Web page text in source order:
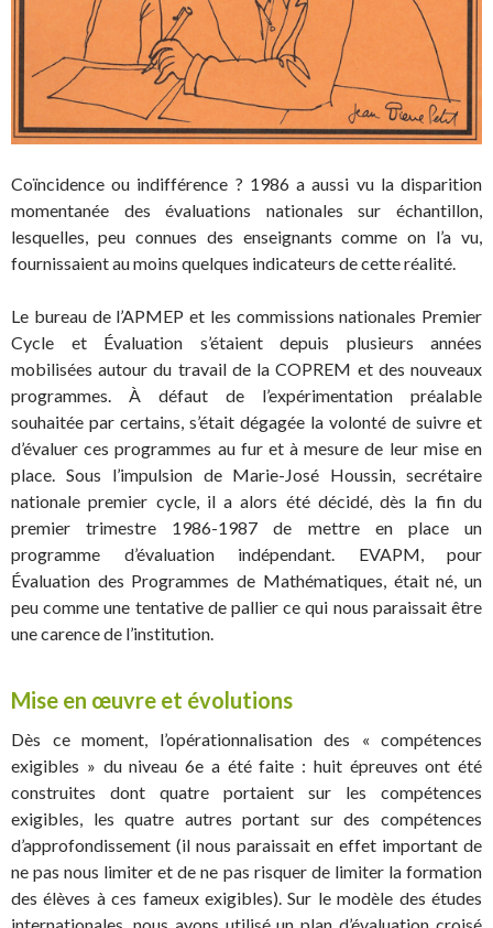
Coïncidence ou indifférence ? 1986 a aussi vu la disparition
momentanée des évaluations nationales sur échantillon,
lesquelles, peu connues des enseignants comme on l’a vu,
fournissaient au moins quelques indicateurs de cette réalité.
Le bureau de l’APMEP et les commissions nationales Premier
Cycle et Évaluation s’étaient depuis plusieurs années
mobilisées autour du travail de la COPREM et des nouveaux
programmes. À défaut de l’expérimentation préalable
souhaitée par certains, s’était dégagée la volonté de suivre et
d’évaluer ces programmes au fur et à mesure de leur mise en
place. Sous l’impulsion de Marie-José Houssin, secrétaire
nationale premier cycle, il a alors été décidé, dès la fin du
premier trimestre 1986-1987 de mettre en place un
programme d’évaluation indépendant. EVAPM, pour
Évaluation des Programmes de Mathématiques, était né, un
peu comme une tentative de pallier ce qui nous paraissait être
une carence de l’institution.
Mise en œuvre et évolutions
Dès ce moment, l’opérationnalisation des « compétences
exigibles » du niveau 6e a été faite : huit épreuves ont été
construites dont quatre portaient sur les compétences
exigibles, les quatre autres portant sur des compétences
d’approfondissement (il nous paraissait en effet important de
ne pas nous limiter et de ne pas risquer de limiter la formation
des élèves à ces fameux exigibles). Sur le modèle des études